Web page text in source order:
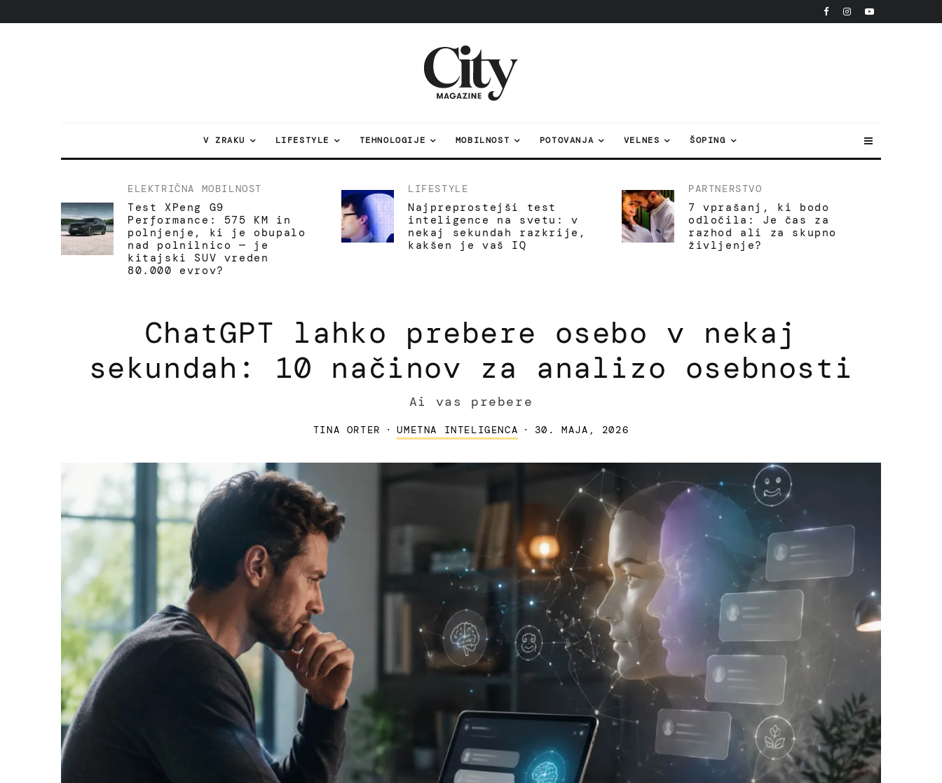
V ZRAKU LIFESTYLE TEHNOLOGIJE MOBILNOST POTOVANJA VELNES ŠOPING
ELEKTRIČNA MOBILNOST
Test XPeng G9
Performance: 575 KM in
polnjenje, ki je obupalo
nad polnilnico — je
kitajski SUV vreden
80.000 evrov?
LIFESTYLE
Najpreprostejši test
inteligence na svetu: v
nekaj sekundah razkrije,
kakšen je vaš IQ
PARTNERSTVO
7 vprašanj, ki bodo
odločila: Je čas za
razhod ali za skupno
življenje?
ChatGPT lahko prebere osebo v nekaj
sekundah: 10 načinov za analizo osebnosti
Ai vas prebere
TINA ORTER · UMETNA INTELIGENCA · 30. MAJA, 2026